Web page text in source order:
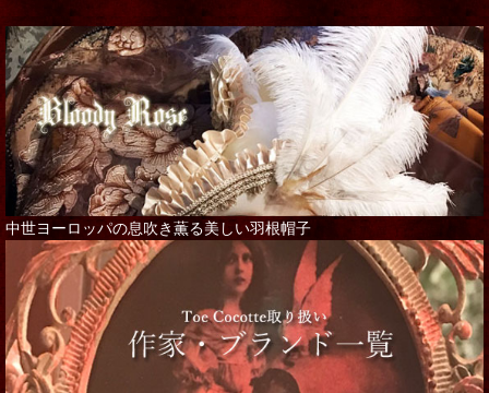
中世ヨーロッパの息吹き薫る美しい羽根帽子